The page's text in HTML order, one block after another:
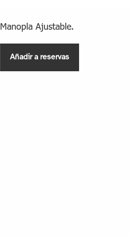
Manopla Ajustable.
Añadir a reservas